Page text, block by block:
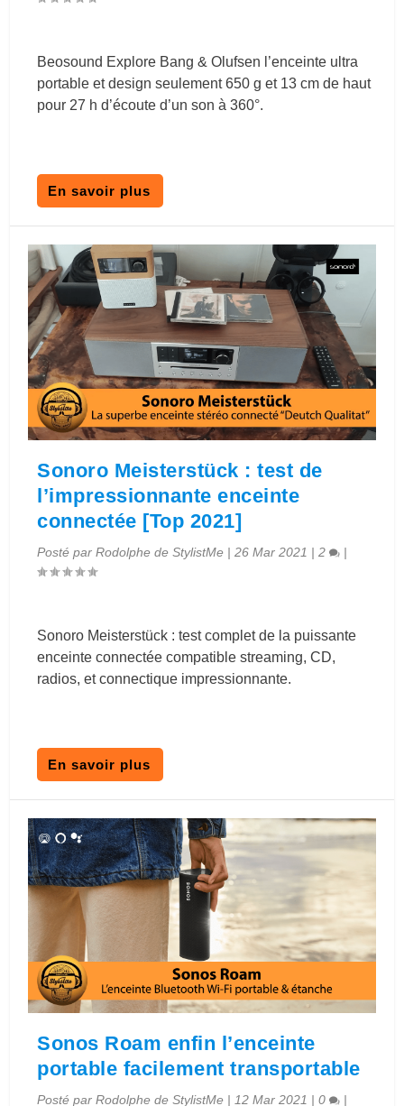
Beosound Explore Bang & Olufsen l’enceinte ultra
portable et design seulement 650 g et 13 cm de haut
pour 27 h d’écoute d’un son à 360°.
En savoir plus
Sonoro Meisterstück : test de
l’impressionnante enceinte
connectée [Top 2021]
Posté parRodolphe de StylistMe |26 Mar 2021 |2 |
Sonoro Meisterstück : test complet de la puissante
enceinte connectée compatible streaming, CD,
radios, et connectique impressionnante.
En savoir plus
Sonos Roam enfin l’enceinte
portable facilement transportable
Posté parRodolphe de StylistMe |12 Mar 2021 |0 |